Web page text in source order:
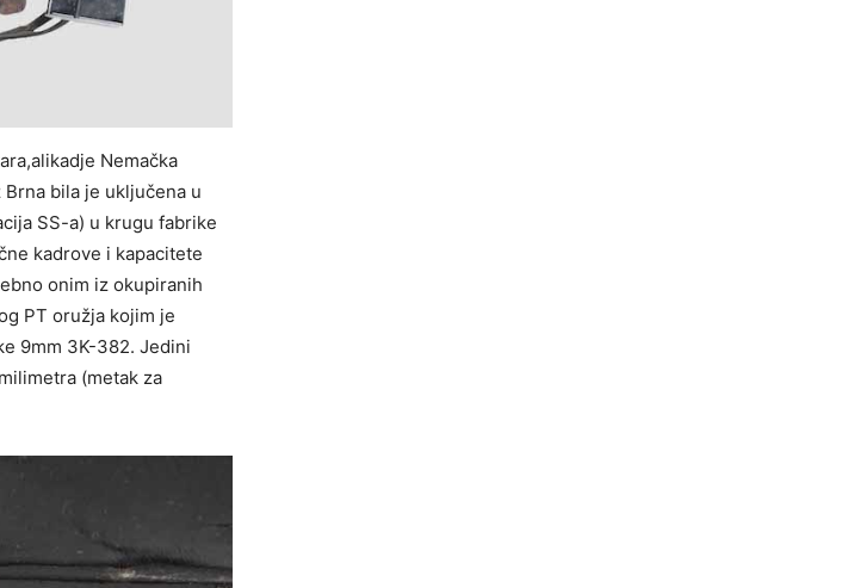
Nemačka
bila je uključena u
SS-a) u krugu fabrike
kadrove i kapacitete
onim iz okupiranih
PT oružja kojim je
9mm 3K-382. Jedini
(metak za